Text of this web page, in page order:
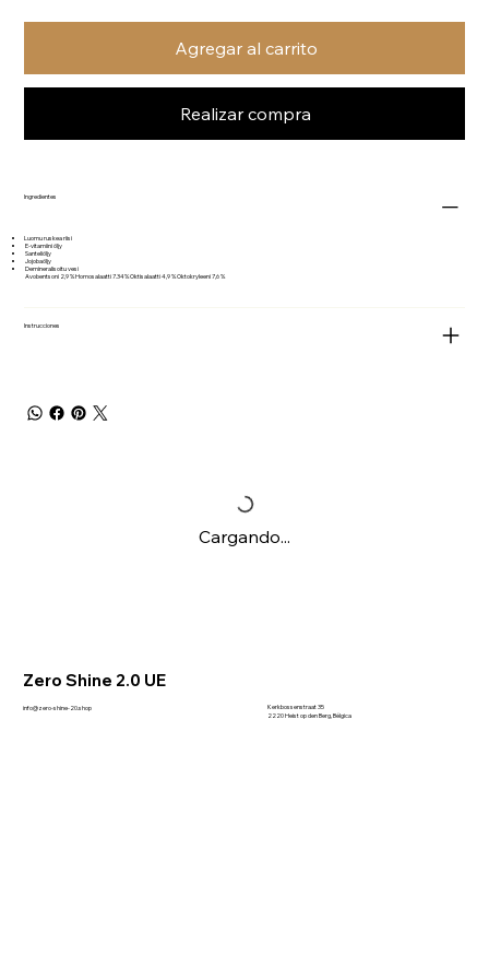
Agregar al carrito
Realizar compra
Ingredientes
Luomu ruskea riisi
E-vitamiini öljy
Santeliöljy
Jojobaöljy
Demineralisoitu vesi
Avobentsoni 2,9 % Homosalaatti 7.34% Oktisalaatti 4,9 % Oktokryleeni 7,6 %
Instrucciones
Cargando...
Zero Shine 2.0 UE
info@zero-shine-20.shop
Kerkbossenstraat 35
2220 Heist op den Berg, Bélgica